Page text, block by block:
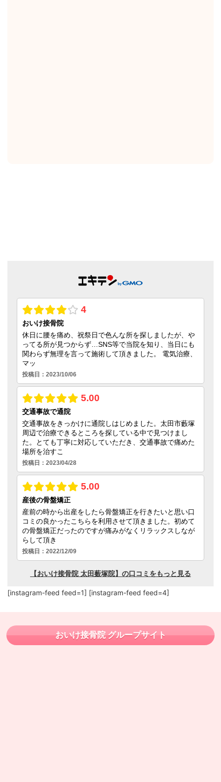
[instagram-feed feed=1] [instagram-feed feed=4]
おいけ接骨院 グループサイト